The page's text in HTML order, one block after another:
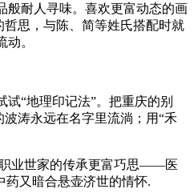
般耐人寻味。喜欢更富动态的画
哲思，与陈、简等姓氏搭配时就
。
“地理印记法”。把重庆的别
波涛永远在名字里流淌；用“禾
业世家的传承更富巧思——医
药又暗合悬壶济世的情怀.